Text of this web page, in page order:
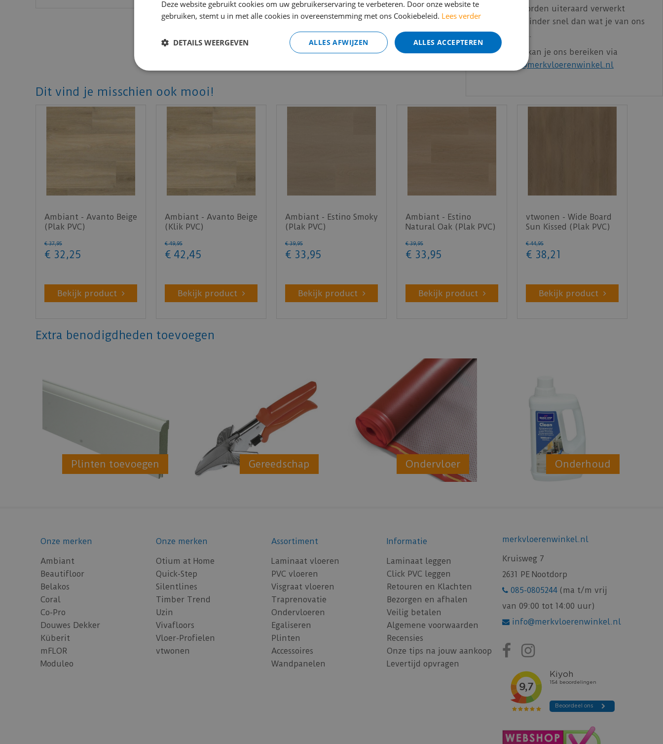
€ 120,47
Dit vind je misschien ook mooi!
Ambiant - Avanto Beige
(Plak PVC)
€ 37,95
€ 32 ,25
Bekijk product
Ambiant - Avanto Beige
(Klik PVC)
€ 49,95
€ 42 ,45
Bekijk product
Ambiant - Estino Smoky
(Plak PVC)
€ 39,95
€ 33 ,95
Bekijk product
Ambiant - Estino
Natural Oak (Plak PVC)
€ 39,95
€ 33 ,95
Bekijk product
vtwonen - Wide Board
Sun Kissed (Plak PVC)
€ 44,95
€ 38,21
Bekijk product
Extra benodigdheden toevoegen
Plinten toevoegen Gereedschap Ondervloer Onderhoud
Onze merken
Ambiant
Beautifloor
Belakos
Coral
Co-Pro
Douwes Dekker
Küberit
mFLOR
Moduleo
Onze merken
Otium at Home
Quick-Step
Silentlines
Timber Trend
Uzin
Vivafloors
Vloer-Profielen
vtwonen
Assortiment
Laminaat vloeren
PVC vloeren
Visgraat vloeren
Traprenovatie
Ondervloeren
Egaliseren
Plinten
Accessoires
Wandpanelen
Informatie
Laminaat leggen
Click PVC leggen
Retouren en Klachten
Bezorgen en afhalen
Veilig betalen
Algemene voorwaarden
Recensies
Onze tips na jouw aankoop
Levertijd opvragen
merkvloerenwinkel.nl
Kruisweg 7
2631 PE Nootdorp
085-0805244 (ma t/m vrij
van 09:00 tot 14:00 uur)
info@merkvloerenwinkel.nl
Bestelling worden uiteraard verwerkt
echter iets minder snel dan wat je van ons
gewend bent.
Voor vragen kan je ons bereiken via
info@merkvloerenwinkel.nl
Deze website gebruikt cookies om uw gebruikerservaring te verbeteren. Door onze website te
gebruiken, stemt u in met alle cookies in overeenstemming met ons Cookiebeleid. Lees verder
ALLES ACCEPTEREN
ALLES AFWIJZEN
DETAILS WEERGEVEN